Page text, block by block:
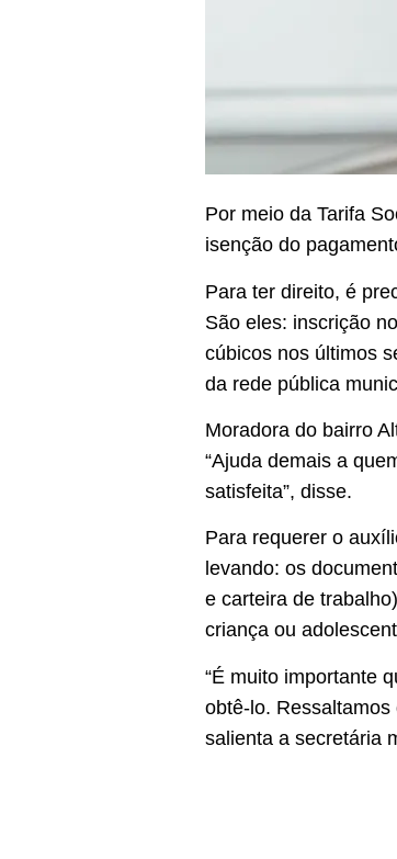
Por meio da Tarifa
isenção do
Para ter direito, é
São eles: inscrição
cúbicos nos últimos
da rede pública
Moradora do bairro
“Ajuda demais a
satisfeita”, disse.
Para requerer o
levando: os
e carteira de
criança ou
“É muito importante
obtê-lo.
salienta a secretária